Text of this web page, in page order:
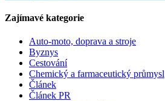
Zajímavé kategorie
Auto-moto, doprava a stroje
Byznys
Cestování
Chemický a farmaceutický průmysl
Článek
Článek PR